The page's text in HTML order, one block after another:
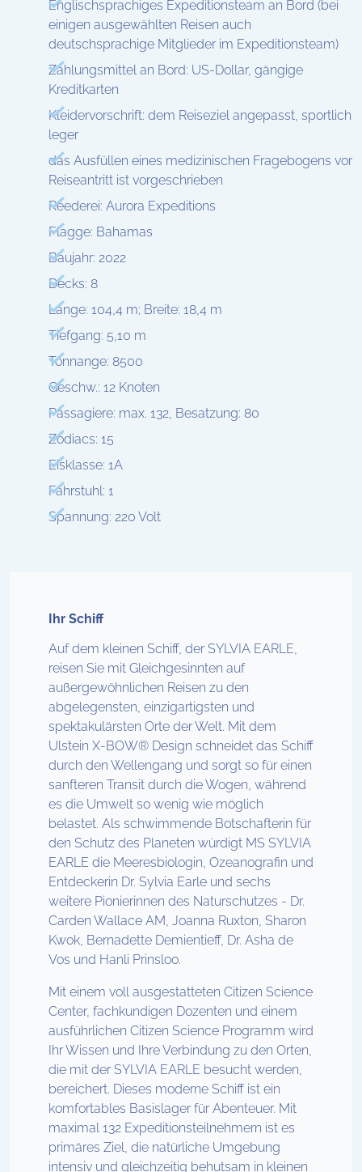
Englischsprachiges Expeditionsteam an Bord (bei
einigen ausgewählten Reisen auch
deutschsprachige Mitglieder im Expeditionsteam)
Zahlungsmittel an Bord: US-Dollar, gängige
Kreditkarten
Kleidervorschrift: dem Reiseziel angepasst, sportlich
leger
das Ausfüllen eines medizinischen Fragebogens vor
Reiseantritt ist vorgeschrieben
Reederei: Aurora Expeditions
Flagge: Bahamas
Baujahr: 2022
Decks: 8
Länge: 104,4 m; Breite: 18,4 m
Tiefgang: 5,10 m
Tonnange: 8500
Geschw.: 12 Knoten
Passagiere: max. 132, Besatzung: 80
Zodiacs: 15
Eisklasse: 1A
Fahrstuhl: 1
Spannung: 220 Volt
Ihr Schiff
Auf dem kleinen Schiff, der SYLVIA EARLE,
reisen Sie mit Gleichgesinnten auf
außergewöhnlichen Reisen zu den
abgelegensten, einzigartigsten und
spektakulärsten Orte der Welt. Mit dem
Ulstein X-BOW® Design schneidet das Schiff
durch den Wellengang und sorgt so für einen
sanfteren Transit durch die Wogen, während
es die Umwelt so wenig wie möglich
belastet. Als schwimmende Botschafterin für
den Schutz des Planeten würdigt MS SYLVIA
EARLE die Meeresbiologin, Ozeanografin und
Entdeckerin Dr. Sylvia Earle und sechs
weitere Pionierinnen des Naturschutzes - Dr.
Carden Wallace AM, Joanna Ruxton, Sharon
Kwok, Bernadette Demientieff, Dr. Asha de
Vos und Hanli Prinsloo.
Mit einem voll ausgestatteten Citizen Science
Center, fachkundigen Dozenten und einem
ausführlichen Citizen Science Programm wird
Ihr Wissen und Ihre Verbindung zu den Orten,
die mit der SYLVIA EARLE besucht werden,
bereichert. Dieses moderne Schiff ist ein
komfortables Basislager für Abenteuer. Mit
maximal 132 Expeditionsteilnehmern ist es
primäres Ziel, die natürliche Umgebung
intensiv und gleichzeitig behutsam in kleinen